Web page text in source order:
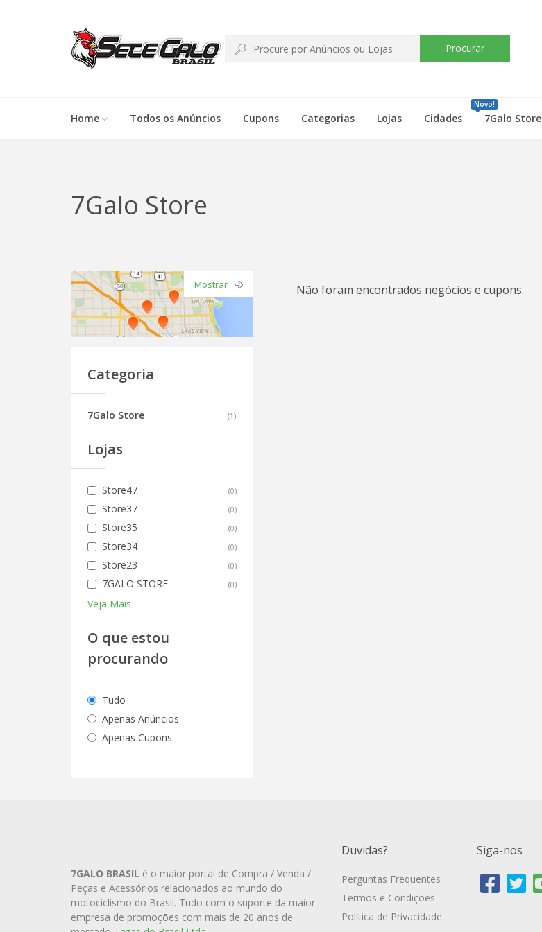
Procurar
Home Todos os Anúncios Cupons Categorias Lojas
Novo!
Cidades 7Galo Store
7Galo Store
Mostrar
Categoria
7Galo Store (1)
Lojas
Store47 (0)
Store37 (0)
Store35 (0)
Store34 (0)
Store23 (0)
7GALO STORE (0)
Veja Mais
O que estou
procurando
Tudo
Apenas Anúncios
Apenas Cupons
Não foram encontrados negócios e cupons.
7GALO BRASIL é o maior portal de Compra / Venda /
Peças e Acessórios relacionados ao mundo do
motociclismo do Brasil. Tudo com o suporte da maior
empresa de promoções com mais de 20 anos de
Duvidas?
Perguntas Frequentes
Termos e Condições
Política de Privacidade
Siga-nos